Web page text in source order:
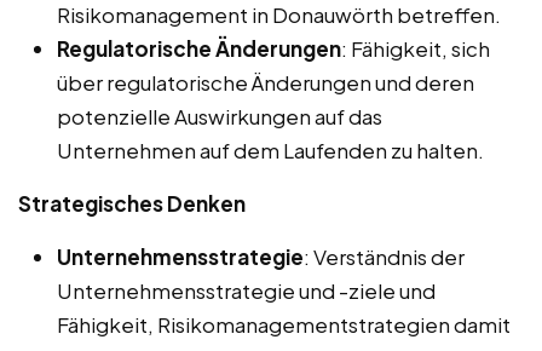
Risikomanagement in Donauwörth betreffen.
Regulatorische Änderungen: Fähigkeit, sich
über regulatorische Änderungen und deren
potenzielle Auswirkungen auf das
Unternehmen auf dem Laufenden zu halten.
Strategisches Denken
Unternehmensstrategie: Verständnis der
Unternehmensstrategie und -ziele und
Fähigkeit, Risikomanagementstrategien damit